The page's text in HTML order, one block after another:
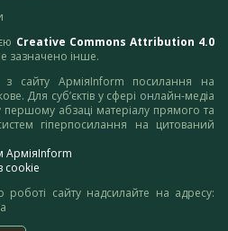
Creative Commons Attribution 4.0
зазначено інше.
з сайту АрміяInform посилання на
Для суб’єктів у сфері онлайн-медіа
абзаці матеріалу прямого та
гіперпосилання на цитований
АрміяInform
cookie
роботі сайту надсилайте на адресу: